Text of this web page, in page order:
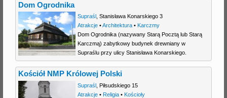
Dom Ogrodnika
Supraśl
Stanisława Konarskiego 3
Atrakcje•Architektura• Karczmy
Dom Ogrodnika (nazywany Starą Pocztą lub Starą
Karczmą) zabytkowy budynek drewniany w
Supraślu przy ulicy Stanisława Konarskiego.
Kościół NMP Królowej Polski
Supraśl, Piłsudskiego 15
Atrakcje• Religia• Kościoły